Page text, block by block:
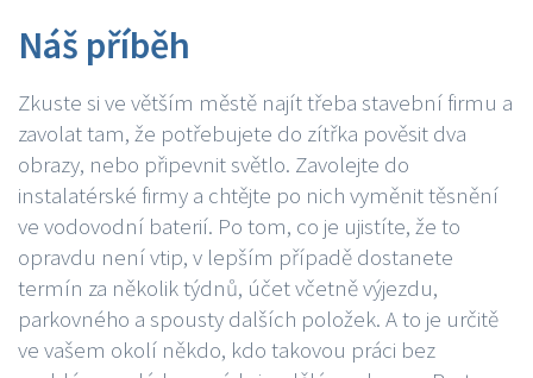
Náš příběh
Zkuste si ve větším městě najít třeba stavební firmu a
zavolat tam, že potřebujete do zítřka pověsit dva
obrazy, nebo připevnit světlo. Zavolejte do
instalatérské firmy a chtějte po nich vyměnit těsnění
ve vodovodní baterií. Po tom, co je ujistíte, že to
opravdu není vtip, v lepším případě dostanete
termín za několik týdnů, účet včetně výjezdu,
parkovného a spousty dalších položek. A to je určitě
ve vašem okolí někdo, kdo takovou práci bez